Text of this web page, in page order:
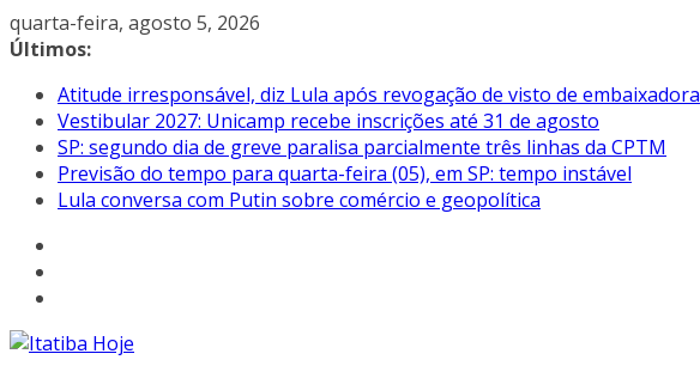
Pular
para
conteúdo
quarta-feira, agosto 5, 2026
Últimos:
Atitude irresponsável, diz Lula após revogação de visto de embaixadora
Vestibular 2027: Unicamp recebe inscrições até 31 de agosto
SP: segundo dia de greve paralisa parcialmente três linhas da CPTM
Previsão do tempo para quarta-feira (05), em SP: tempo instável
Lula conversa com Putin sobre comércio e geopolítica